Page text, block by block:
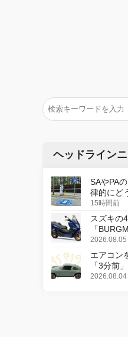
ヘッドライン
SAやPA
律的にど
15時間前
スズキの
「
更し、8
2026.08.05
エアコン
「3分前
2026.08.04